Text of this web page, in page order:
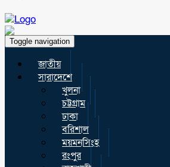
Toggle navigation
জাতীয়
সারাদেশে
খুলনা
চট্টগ্রাম
ঢাকা
বরিশাল
ময়মনসিংহ
রংপুর